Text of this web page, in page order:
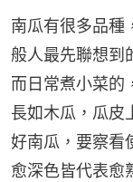
南瓜有很多品種
般人最先聯想到
而日常煮小菜的
長如木瓜，瓜皮
好南瓜，要察看
愈深色皆代表愈